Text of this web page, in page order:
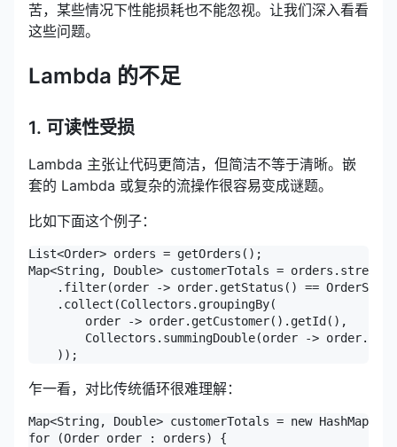
苦，某些情况下性能损耗也不能忽视。让我们深入看看
这些问题。
Lambda 的不足
1. 可读性受损
Lambda 主张让代码更简洁，但简洁不等于清晰。嵌
套的 Lambda 或复杂的流操作很容易变成谜题。
比如下面这个例子：
List<Order> orders = getOrders();
Map<String, Double> customerTotals = orders.stream()
.filter(order -> order.getStatus() ==
    .collect(Collectors.groupingBy(
        order -> order.getCustomer().getId(),
Collectors.summingDouble(order ->
乍一看，对比传统循环很难理解：
Map<String, Double> customerTotals = new
for (Order order : orders) {